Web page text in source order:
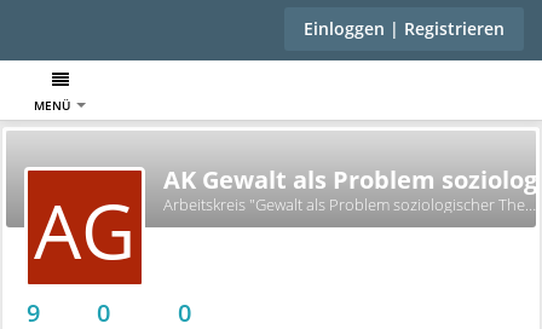
Einloggen | Registrieren
MENÜ
AK Gewalt als Problem
Arbeitskreis "Gewalt als Problem soziologischer Theorie" in der Sektion Soziologische Theorie
AG
9 0 0